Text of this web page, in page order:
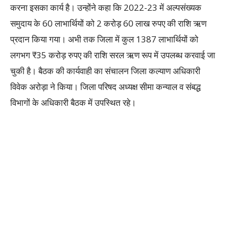
करना इसका कार्य है। उन्होंने कहा कि 2022-23 में अल्पसंख्यक
समुदाय के 60 लाभार्थियों को 2 करोड़ 60 लाख रुपए की राशि ऋण
प्रदान किया गया। अभी तक जिला में कुल 1387 लाभार्थियों को
लगभग ₹35 करोड़ रुपए की राशि सरल ऋण रूप में उपलब्ध करवाई जा
चुकी है। बैठक की कार्यवाही का संचालन जिला कल्याण अधिकारी
विवेक अरोड़ा ने किया। जिला परिषद अध्यक्ष सीमा कन्याल व संबद्ध
विभागों के अधिकारी बैठक में उपस्थित रहे।